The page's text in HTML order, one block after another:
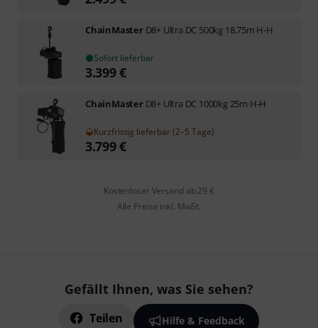
ChainMaster D8+ Ultra DC 500kg 18.75m H-H
Sofort lieferbar
3.399€
ChainMaster D8+ Ultra DC 1000kg 25m H-H
Kurzfristig lieferbar (2–5 Tage)
3.799€
Kostenloser Versand ab 29 €
Alle Preise inkl. MwSt.
Gefällt Ihnen, was Sie sehen?
Teilen Hilfe & Feedback